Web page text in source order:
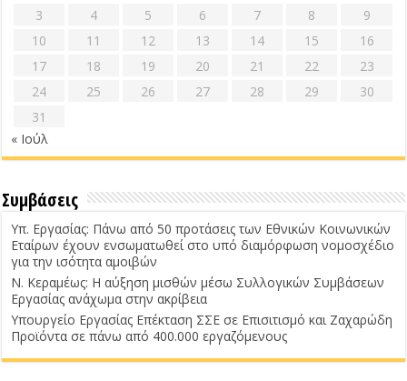
3
4 5 6 7 8
9
10
11 12 13 14 15
16
17
18 19 20 21 22
23
24
25 26 27 28 29
30
31
« Ιούλ
Συμβάσεις
Υπ. Εργασίας: Πάνω από 50 προτάσεις των Εθνικών Κοινωνικών
Εταίρων έχουν ενσωματωθεί στο υπό διαμόρφωση νομοσχέδιο
για την ισότητα αμοιβών
Ν. Κεραμέως: Η αύξηση μισθών μέσω Συλλογικών Συμβάσεων
Εργασίας ανάχωμα στην ακρίβεια
Υπουργείο Εργασίας Επέκταση ΣΣΕ σε Επισιτισμό και Ζαχαρώδη
Προϊόντα σε πάνω από 400.000 εργαζόμενους